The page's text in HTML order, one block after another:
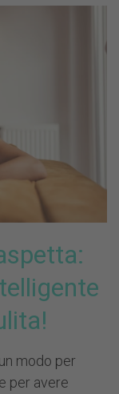
modo per
per avere